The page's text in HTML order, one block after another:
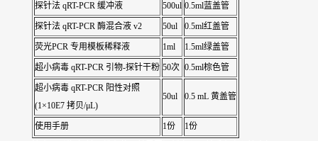
探针法 qRT-PCR 缓冲液 500ul 0.5ml蓝盖管
探针法 qRT-PCR 酶混合液 v2 50ul 0.5ml红盖管
荧光PCR 专用模板稀释液 1ml 1.5ml绿盖管
超小病毒 qRT-PCR 引物-探针干粉 50次 0.5ml棕色管
超小病毒 qRT-PCR 阳性对照
(1×10E7 拷贝/μL)
50ul 0.5 mL 黄盖管
使用手册 1份 1份